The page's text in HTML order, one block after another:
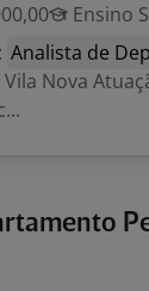
Ensino
Analista de
Nova